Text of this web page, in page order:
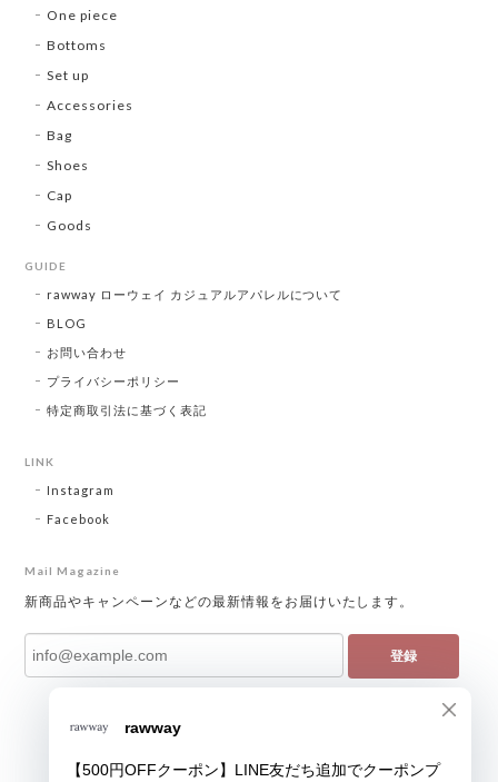
One piece
Bottoms
Set up
Accessories
Bag
Shoes
Cap
Goods
GUIDE
rawway ローウェイ カジュアルアパレルについて
BLOG
お問い合わせ
プライバシーポリシー
特定商取引法に基づく表記
LINK
Instagram
Facebook
Mail Magazine
新商品やキャンペーンなどの最新情報をお届けいたします。
登録